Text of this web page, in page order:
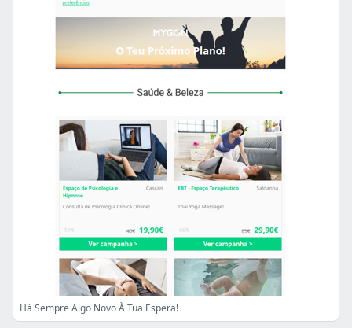
Há Sempre Algo Novo À Tua Espera!